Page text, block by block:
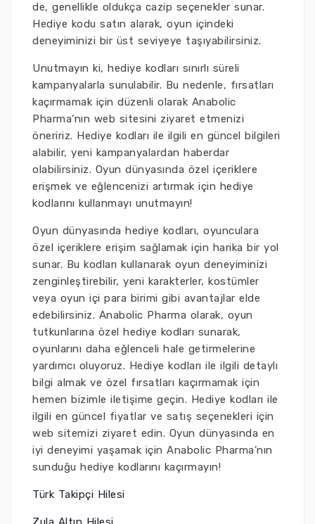
de, genellikle oldukça cazip seçenekler sunar.
Hediye kodu satın alarak, oyun içindeki
deneyiminizi bir üst seviyeye taşıyabilirsiniz.
Unutmayın ki, hediye kodları sınırlı süreli
kampanyalarla sunulabilir. Bu nedenle, fırsatları
kaçırmamak için düzenli olarak Anabolic
Pharma’nın web sitesini ziyaret etmenizi
öneririz. Hediye kodları ile ilgili en güncel bilgileri
alabilir, yeni kampanyalardan haberdar
olabilirsiniz. Oyun dünyasında özel içeriklere
erişmek ve eğlencenizi artırmak için hediye
kodlarını kullanmayı unutmayın!
Oyun dünyasında hediye kodları, oyunculara
özel içeriklere erişim sağlamak için harika bir yol
sunar. Bu kodları kullanarak oyun deneyiminizi
zenginleştirebilir, yeni karakterler, kostümler
veya oyun içi para birimi gibi avantajlar elde
edebilirsiniz. Anabolic Pharma olarak, oyun
tutkunlarına özel hediye kodları sunarak,
oyunlarını daha eğlenceli hale getirmelerine
yardımcı oluyoruz. Hediye kodları ile ilgili detaylı
bilgi almak ve özel fırsatları kaçırmamak için
hemen bizimle iletişime geçin. Hediye kodları ile
ilgili en güncel fiyatlar ve satış seçenekleri için
web sitemizi ziyaret edin. Oyun dünyasında en
iyi deneyimi yaşamak için Anabolic Pharma’nın
sunduğu hediye kodlarını kaçırmayın!
Türk Takipçi Hilesi